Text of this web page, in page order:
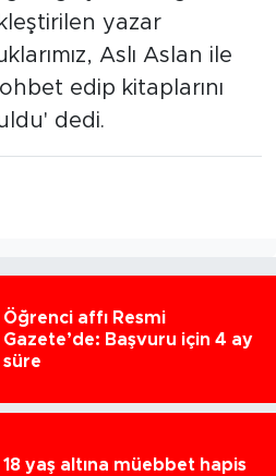
yazar
Aslı Aslan ile
edip kitaplarını
dedi.
Öğrenci affı Resmi
Gazete’de: Başvuru için 4 ay
süre
18 yaş altına müebbet hapis